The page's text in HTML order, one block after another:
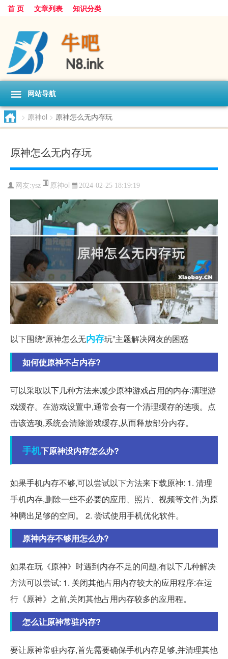
首 页 文章列表 知识分类
网站导航
> 原神ol > 原神怎么无内存玩
原神怎么无内存玩
网友:ysz 原神ol 2024-02-25 18:19:19
以下围绕“原神怎么无内存玩”主题解决网友的困惑
如何使原神不占内存?
可以采取以下几种方法来减少原神游戏占用的内存:清理游
戏缓存。在游戏设置中,通常会有一个清理缓存的选项。点
击该选项,系统会清除游戏缓存,从而释放部分内存。
手机下原神没内存怎么办?
如果手机内存不够,可以尝试以下方法来下载原神: 1. 清理
手机内存,删除一些不必要的应用、照片、视频等文件,为原
神腾出足够的空间。 2. 尝试使用手机优化软件。
原神内存不够用怎么办?
如果在玩《原神》时遇到内存不足的问题,有以下几种解决
方法可以尝试: 1. 关闭其他占用内存较大的应用程序:在运
行《原神》之前,关闭其他占用内存较多的应用程。
怎么让原神常驻内存?
要让原神常驻内存,首先需要确保手机内存足够,并清理其他